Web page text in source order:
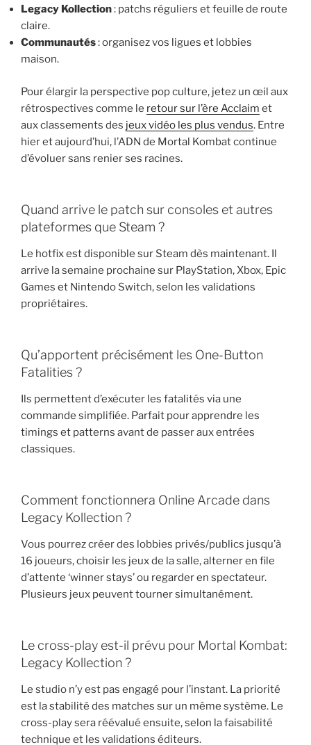
Legacy Kollection: patchs réguliers et feuille de route
claire.
Communautés: organisez vos ligues et lobbies
maison.
Pour élargir la perspective pop culture, jetez un œil aux
rétrospectives comme le retour sur l’ère Acclaim et
aux classements des jeux vidéo les plus vendus. Entre
hier et aujourd’hui, l’ADN de Mortal Kombat continue
d’évoluer sans renier ses racines.
Quand arrive le patch sur consoles et autres
plateformes que Steam ?
Le hotfix est disponible sur Steam dès maintenant. Il
arrive la semaine prochaine sur PlayStation, Xbox, Epic
Games et Nintendo Switch, selon les validations
propriétaires.
Qu’apportent précisément les One-Button
Fatalities ?
Ils permettent d’exécuter les fatalités via une
commande simplifiée. Parfait pour apprendre les
timings et patterns avant de passer aux entrées
classiques.
Comment fonctionnera Online Arcade dans
Legacy Kollection ?
Vous pourrez créer des lobbies privés/publics jusqu’à
16 joueurs, choisir les jeux de la salle, alterner en file
d’attente ‘winner stays’ ou regarder en spectateur.
Plusieurs jeux peuvent tourner simultanément.
Le cross-play est-il prévu pour Mortal Kombat:
Legacy Kollection ?
Le studio n’y est pas engagé pour l’instant. La priorité
est la stabilité des matches sur un même système. Le
cross-play sera réévalué ensuite, selon la faisabilité
technique et les validations éditeurs.